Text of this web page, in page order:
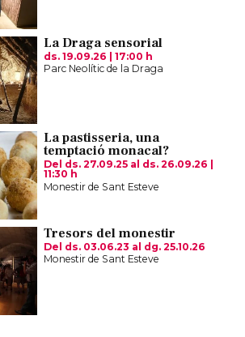
La Draga sensorial
ds. 19.09.26 |17:00 h
Parc Neolític de la Draga
La pastisseria, una
temptació monacal?
Del ds. 27.09.25 al ds. 26.09.26
11:30 h
Monestir de Sant Esteve
Tresors del monestir
Del ds. 03.06.23 al dg. 25.10.26
Monestir de Sant Esteve